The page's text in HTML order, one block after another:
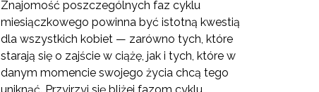
Znajomość poszczególnych faz cyklu
miesiączkowego powinna być istotną kwestią
dla wszystkich kobiet — zarówno tych, które
starają się o zajście w ciążę, jak i tych, które w
danym momencie swojego życia chcą tego